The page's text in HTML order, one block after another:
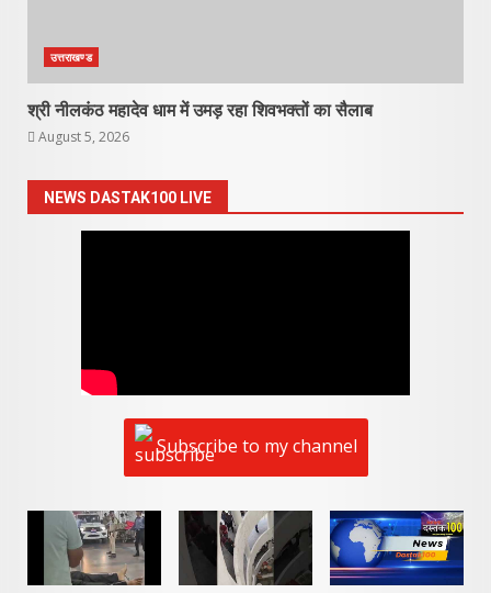
उत्तराखण्ड
श्री नीलकंठ महादेव धाम में उमड़ रहा शिवभक्तों का सैलाब
August 5, 2026
NEWS DASTAK100 LIVE
Subscribe to my channel